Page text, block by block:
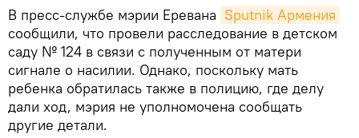
В пресс-службе мэрии Еревана Sputnik Армения
сообщили, что провели расследование в детском
саду № 124 в связи с полученным от матери
сигнале о насилии. Однако, поскольку мать
ребенка обратилась также в полицию, где делу
дали ход, мэрия не уполномочена сообщать
другие детали.